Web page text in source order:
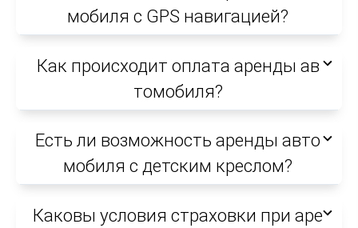
мобиля с GPS навигацией?
Как происходит оплата аренды ав
томобиля?
Есть ли возможность аренды авто
мобиля с детским креслом?
Каковы условия страховки при аре